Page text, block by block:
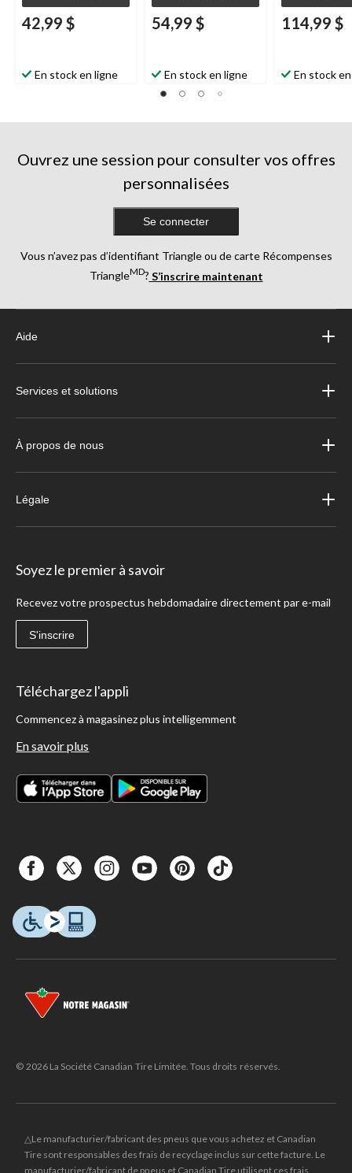
42,99 $
En stock en ligne
54,99 $
En stock en ligne
114,99 $
En stock
Ouvrez une session pour consulter vos offres
personnalisées
Se connecter
Vous n’avez pas d’identifiant Triangle ou de carte Récompenses
TriangleMD? S’inscrire maintenant
Aide
Services et solutions
À propos de nous
Légale
Soyez le premier à savoir
Recevez votre prospectus hebdomadaire directement par e-mail
S'inscrire
Téléchargez l'appli
Commencez à magasinez plus intelligemment
En savoir plus
© 2026 La Société Canadian Tire Limitée. Tous droits réservés.
△Le manufacturier/fabricant des pneus que vous achetez et Canadian
Tire sont responsables des frais de recyclage inclus sur cette facture. Le
manufacturier/fabricant de pneus et Canadian Tire utilisent ces frais